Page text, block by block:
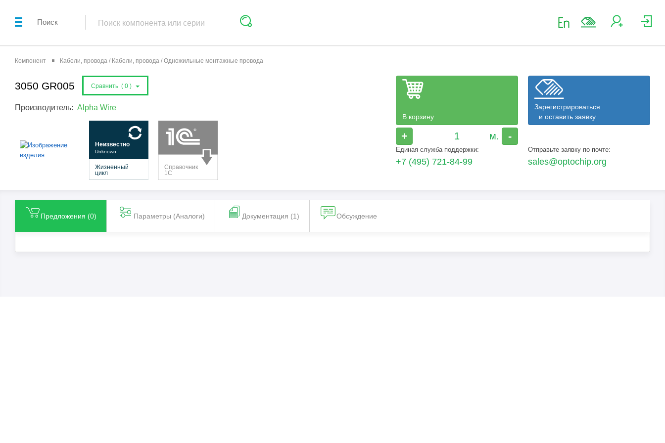
Поиск
Компонент Кабели, провода / Кабели, провода / Одножильные монтажные провода
3050 GR005 Сравнить ( 0 )
Производитель: Alpha Wire
В корзину
+ -
Зарегистрироваться
и оставить заявку
Единая служба поддержки:
+7 (495) 721-84-99
Отправьте заявку по почте:
sales@optochip.org
Предложения (0) Параметры (Aналоги) Документация (1) Обсуждение